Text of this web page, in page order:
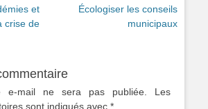
et
crise de
Écologiser les conseils
municipaux
e-mail ne sera pas publiée.
Les
sont indiqués avec *